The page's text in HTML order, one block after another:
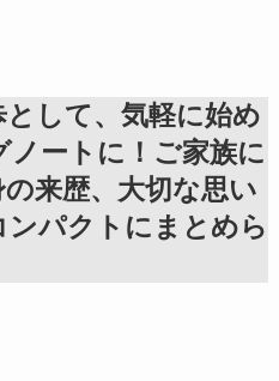
して、気軽に始め
ートに！ご家族に
来歴、大切な思い
パクトにまとめら